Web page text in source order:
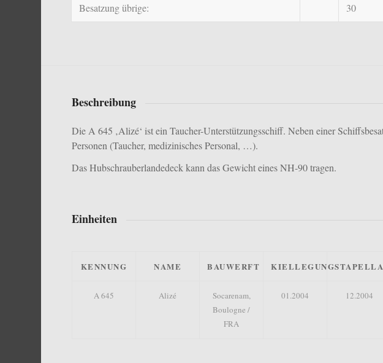
Besatzung übrige: 30
Beschreibung
Die A 645 ‚Alizé‘ ist ein Taucher-Unterstützungsschiff. Neben einer
Personen (Taucher, medizinisches Personal, …).
Das Hubschrauberlandedeck kann das Gewicht eines NH-90 tragen.
Einheiten
KENNUNG NAME BAUWERFT KIELLEGUNG
A 645 Alizé
Socarenam,
Boulogne /
FRA
01.2004 12.2004